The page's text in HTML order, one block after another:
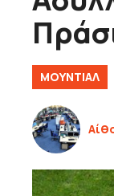
ΜΟΥΝΤΙΑΛ